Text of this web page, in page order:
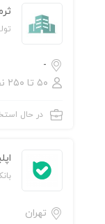
-
۵۰ تا ۲۵۰ نفر
در حال
تهران